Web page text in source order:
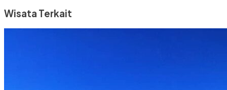
Wisata Terkait